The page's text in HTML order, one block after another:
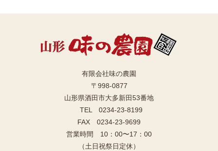
有限会社味の農園
〒998-0877
山形県酒田市大多新田53番地
TEL 0234-23-8199
FAX 0234-23-9699
営業時間 10：00〜17：00
（土日祝祭日定休）